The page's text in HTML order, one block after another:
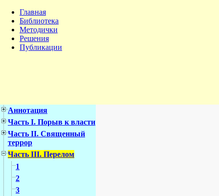
Главная
Библиотека
Методички
Решения
Публикации
Аннотация
Часть I. Порыв к власти
Часть II. Священный
террор
Часть III. Перелом
1
2
3